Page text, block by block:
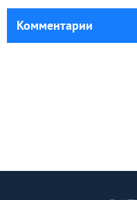
Комментарии